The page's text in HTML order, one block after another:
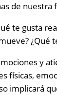
de
te gusta
¿Qué
y
físicas,
implicará